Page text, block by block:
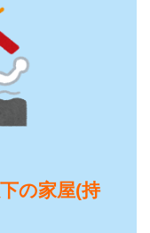
の家屋(持